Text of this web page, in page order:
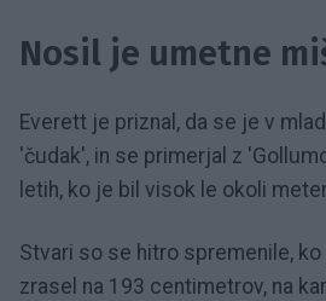
Nosil je umetne
Everett je priznal, da se je v
'čudak', in se primerjal z
letih, ko je bil visok le okoli
Stvari so se hitro spremenile,
zrasel na 193 centimetrov, na